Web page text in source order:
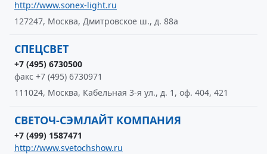
http://www.sonex-light.ru
127247, Москва, Дмитровское ш., д. 88а
СПЕЦСВЕТ
+7 (495) 6730500
факс +7 (495) 6730971
111024, Москва, Кабельная 3-я ул., д. 1, оф. 404, 421
СВЕТОЧ-СЭМЛАЙТ КОМПАНИЯ
+7 (499) 1587471
http://www.svetochshow.ru